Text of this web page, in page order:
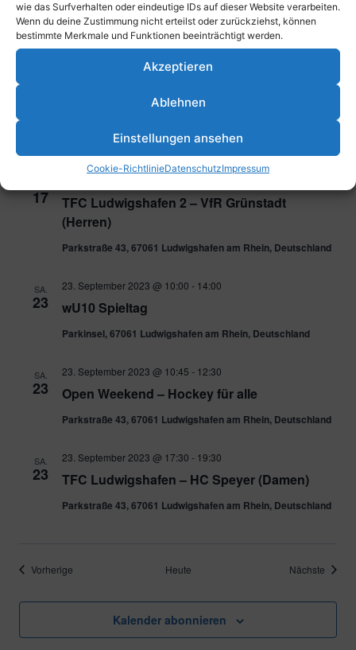
wie das Surfverhalten oder eindeutige IDs auf dieser Website verarbeiten.
Wenn du deine Zustimmung nicht erteilst oder zurückziehst, können
bestimmte Merkmale und Funktionen beeinträchtigt werden.
Akzeptieren
Ablehnen
Einstellungen ansehen
Cookie-RichtlinieDatenschutzImpressum
SA.
16 TFC Ludwigshafen – ASV München (Herren)
16. September 2023 @ 17:30-19:30
Parkstraße 43, 67061 Ludwigshafen am Rhein, Deutschland
17
TFC Ludwigshafen 2 – VfR Grünstadt
(Herren)
Parkstraße 43, 67061 Ludwigshafen am Rhein, Deutschland
SA.
23 wU10 Spieltag
23. September 2023 @ 10:00 - 14:00
Parkinsel, 67061 Ludwigshafen am Rhein, Deutschland
SA.
23 Open Weekend – Hockey für alle
23. September 2023 @ 10:45 - 12:30
Parkstraße 43, 67061 Ludwigshafen am Rhein, Deutschland
SA.
23 TFC Ludwigshafen – HC Speyer (Damen)
23. September 2023 @ 17:30 - 19:30
Parkstraße 43, 67061 Ludwigshafen am Rhein, Deutschland
Vorherige Heute Nächste
Kalender abonnieren